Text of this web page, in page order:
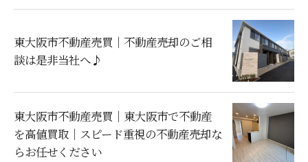
東大阪市不動産売買｜不動産売却のご相
談は是非当社へ♪
東大阪市不動産売買｜東大阪市で不動産
を高値買取｜スピード重視の不動産売却な
らお任せください